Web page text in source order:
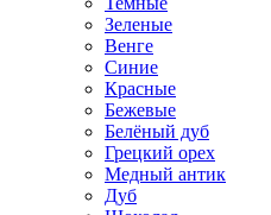
Зеленые
Венге
Синие
Красные
Бежевые
Белёный дуб
Грецкий орех
Медный антик
Дуб